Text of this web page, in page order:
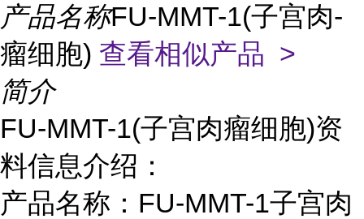
产品名称FU-MMT-1(子宫肉-
瘤细胞) 查看相似产品 >
简介
FU-MMT-1(子宫肉瘤细胞)资
料信息介绍：
产品名称：FU-MMT-1子宫肉